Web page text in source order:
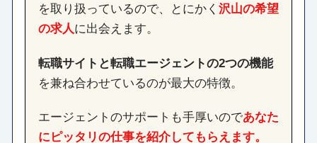
を取り扱っているので、とにかく 沢山の希望
の求人に出会えます。
転職サイトと転職エージェントの2つの機能
を兼ね合わせているのが最大の特徴。
エージェントのサポートも手厚いのであなた
にピッタリの仕事を紹介してもらえます。